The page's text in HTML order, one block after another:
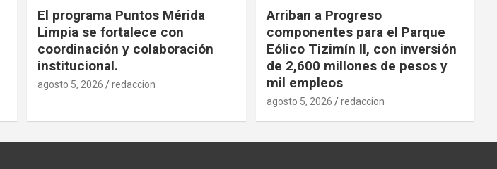
El programa Puntos Mérida
Limpia se fortalece con
coordinación y colaboración
institucional.
agosto 5, 2026 redaccion
Arriban a Progreso
componentes para el Parque
Eólico Tizimín II, con inversión
de 2,600 millones de pesos y
mil empleos
agosto 5, 2026 redaccion